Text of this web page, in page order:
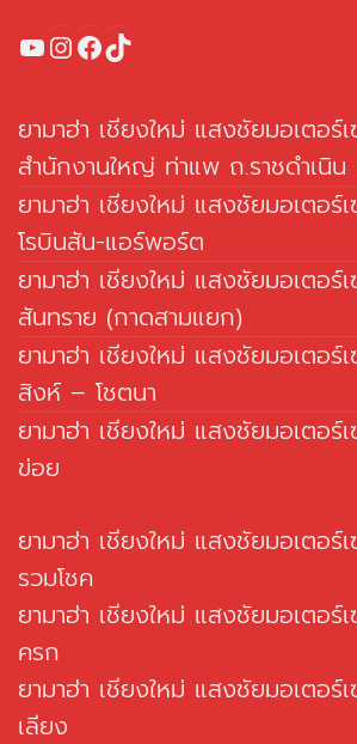
YouTube
Instagram
Facebook
ยามาฮ่า เชียงใหม่ แสงชัยมอเตอร์
สำนักงานใหญ่ ท่าแพ ถ.ราชดำเนิน
ยามาฮ่า เชียงใหม่ แสงชัยมอเตอร์
โรบินสัน-แอร์พอร์ต
ยามาฮ่า เชียงใหม่ แสงชัยมอเตอร์
สันทราย (กาดสามแยก)
ยามาฮ่า เชียงใหม่ แสงชัยมอเตอร์
สิงห์ – โชตนา
ยามาฮ่า เชียงใหม่ แสงชัยมอเตอร์
ข่อย
ยามาฮ่า เชียงใหม่ แสงชัยมอเตอร์
รวมโชค
ยามาฮ่า เชียงใหม่ แสงชัยมอเตอร์
ครก
ยามาฮ่า เชียงใหม่ แสงชัยมอเตอร์
เลียง